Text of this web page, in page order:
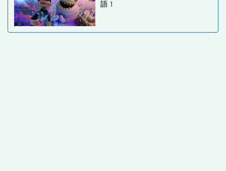
語！